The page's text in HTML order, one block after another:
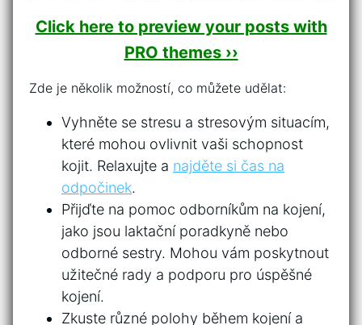
Click here to preview your posts with
PRO themes ››
Zde je několik možností, co můžete udělat:
Vyhněte se stresu a stresovým situacím,
které mohou ovlivnit ​vaši schopnost⁢
kojit. ​Relaxujte⁢ a najděte si čas na
odpočinek.
Přijďte na pomoc odborníkům na ⁤kojení,
jako jsou laktační poradkyně‌ nebo
odborné sestry. Mohou vám poskytnout
užitečné rady a podporu pro ⁢úspěšné
kojení.
Zkuste různé polohy během kojení a